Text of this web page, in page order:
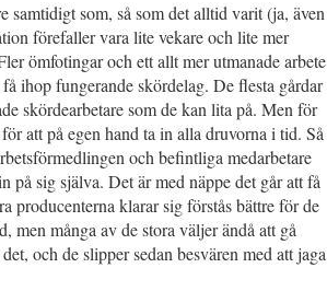
samtidigt som, så som det alltid varit (ja, även
förefaller vara lite vekare och lite mer
ömfotingar och ett allt mer utmanade arbete
ihop fungerande skördelag. De flesta gårdar
skördearbetare som de kan lita på. Men för
att på egen hand ta in alla druvorna i tid. Så
och befintliga medarbetare
på sig själva. Det är med näppe det går att få
producenterna klarar sig förstås bättre för de
men många av de stora väljer ändå att gå
och de slipper sedan besvären med att jaga